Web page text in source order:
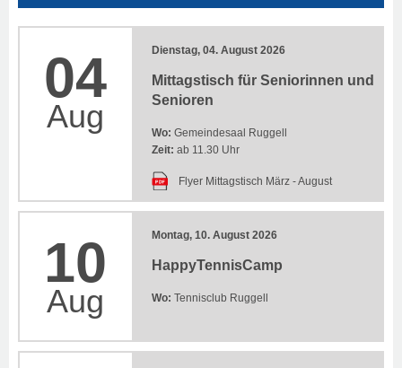
04
Aug
Dienstag, 04. August 2026
Mittagstisch für Seniorinnen und
Senioren
Wo: Gemeindesaal Ruggell
Zeit: ab 11.30 Uhr
Flyer Mittagstisch März - August
10
Aug
Montag, 10. August 2026
HappyTennisCamp
Wo: Tennisclub Ruggell